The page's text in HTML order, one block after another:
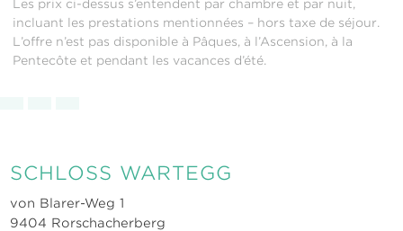
Les prix ci-dessus s’entendent par chambre et par nuit,
incluant les prestations mentionnées – hors taxe de séjour.
L’offre n’est pas disponible à Pâques, à l’Ascension, à la
Pentecôte et pendant les vacances d’été.
SCHLOSS WARTEGG
von Blarer-Weg 1
9404 Rorschacherberg